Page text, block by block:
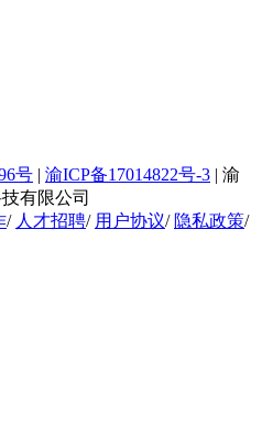
号 | 渝ICP备17014822号-3 | 渝
有限公司
/ 人才招聘/ 用户协议/ 隐私政策/